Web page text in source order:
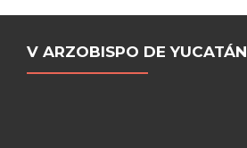
V ARZOBISPO DE YUCATÁN